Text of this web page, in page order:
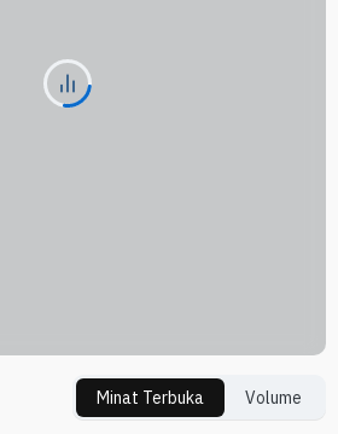
Minat Terbuka Volume